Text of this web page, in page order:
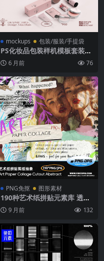
mockups 包装/服装/手提袋
PS化妆品包装样机模板套装10
0个5K高清可编辑PSD模板品
牌产品展示设计素材
6 月前 76
PNG免抠 图形素材
190种艺术纸拼贴元素库 透明
背景PNG与JPG复古纸质设计
素材合集
9 月前 132